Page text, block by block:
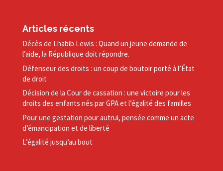
Articles récents
Décès de Lhabib Lewis : Quand un jeune demande de
l’aide, la République doit répondre.
Défenseur des droits : un coup de boutoir porté à l’État
de droit
Décision de la Cour de cassation : une victoire pour les
droits des enfants nés par GPA et l’égalité des familles
Pour une gestation pour autrui, pensée comme un acte
d’émancipation et de liberté
L’égalité jusqu’au bout